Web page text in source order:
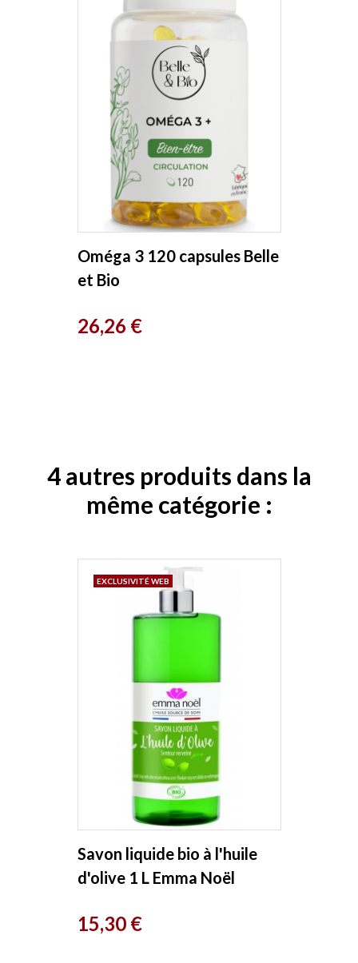
Oméga 3 120 capsules Belle
et Bio
Prix
26,26 €
4 autres produits dans la
même catégorie :
Savon liquide bio à l'huile
d'olive 1 L Emma Noël
Prix
15,30 €
EXCLUSIVITÉ WEB